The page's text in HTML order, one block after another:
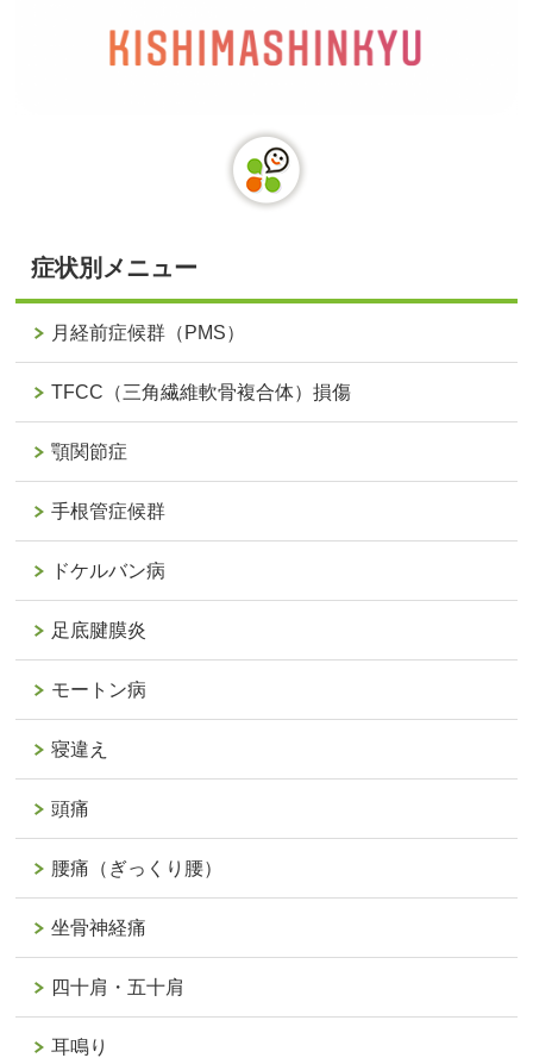
症状別メニュー
月経前症候群（PMS）
TFCC（三角繊維軟骨複合体）損傷
顎関節症
手根管症候群
ドケルバン病
足底腱膜炎
モートン病
寝違え
頭痛
腰痛（ぎっくり腰）
坐骨神経痛
四十肩・五十肩
耳鳴り